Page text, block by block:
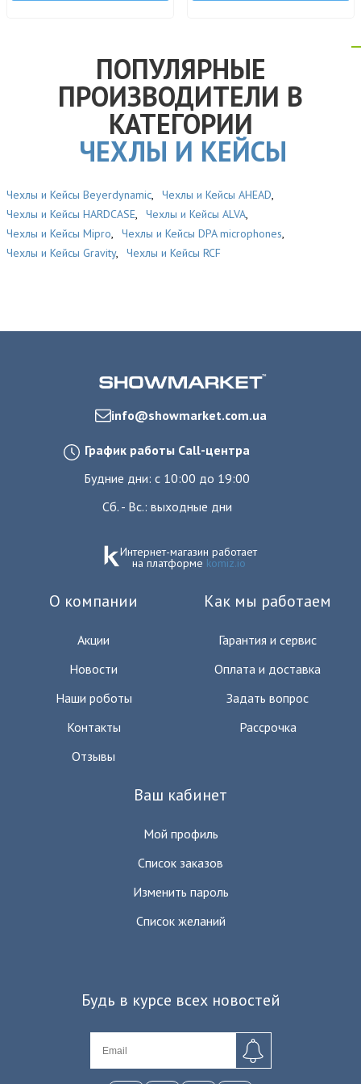
ПОПУЛЯРНЫЕ
ПРОИЗВОДИТЕЛИ В
КАТЕГОРИИ
ЧЕХЛЫ И КЕЙСЫ
Чехлы и Кейсы Beyerdynamic, Чехлы и Кейсы AHEAD,
Чехлы и Кейсы HARDCASE, Чехлы и Кейсы ALVA,
Чехлы и Кейсы Mipro, Чехлы и Кейсы DPA microphones,
Чехлы и Кейсы Gravity, Чехлы и Кейсы RCF
info@showmarket.com.ua
График работы Call-центра
Будние дни: с 10:00 до 19:00
Сб. - Вс.: выходные дни
Интернет-магазин работает
на платформе komiz.io
О компании
Акции
Новости
Наши роботы
Контакты
Отзывы
Как мы работаем
Гарантия и сервис
Оплата и доставка
Задать вопрос
Рассрочка
Ваш кабинет
Мой профиль
Список заказов
Изменить пароль
Список желаний
Будь в курсе всех новостей